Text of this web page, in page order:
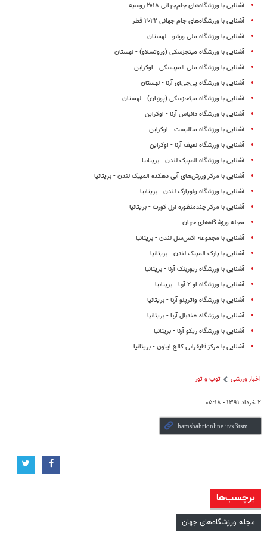
آشنایی با ورزشگاه‌های جام‌جهانی ۲۰۱۸ روسیه
آشنایی با ورزشگاه‌های جام جهانی ۲۰۲۲ قطر
آشنایی با ورزشگاه ملی ورشو - لهستان
آشنایی با ورزشگاه میئجزسکی (وروتسلاو) - لهستان
آشنایی با ورزشگاه ملی المپیسکی - اوکراین
آشنایی با ورزشگاه پی‌جی‌ای آرنا - لهستان
آشنایی با ورزشگاه میئجزسکی (پوزنان) - لهستان
آشنایی با ورزشگاه دانباس آرنا - اوکراین
آشنایی با ورزشگاه متالیست - اوکراین
آشنایی با ورزشگاه لفیف آرنا - اوکراین
آشنایی با ورزشگاه المپیک لندن - بریتانیا
آشنایی با مرکز ورزش‌های آبی دهکده المپیک لندن - بریتانیا
آشنایی با ورزشگاه ولوپارک لندن - بریتانیا
آشنایی با مرکز چندمنظوره ارل کورت - بریتانیا
مجله ورزشگاه‌های جهان
آشنایی با مجموعه اکس‌سل لندن - بریتانیا
آشنایی با پارک المپیک لندن - بریتانیا
آشنایی با ورزشگاه ریوربنک آرنا - بریتانیا
آشنایی با ورزشگاه او ۲ آرنا - بریتانیا
آشنایی با ورزشگاه واترپلو آرنا - بریتانیا
آشنایی با ورزشگاه هندبال آرنا - بریتانیا
آشنایی با ورزشگاه ریکو آرنا - بریتانیا
آشنایی با مرکز قایقرانی کالج ایتون - بریتانیا
برچسب‌ها
مجله ورزشگاه‌های جهان
اخبار ورزشی توپ و تور
۲ خرداد ۱۳۹۱ - ۰۵:۱۸